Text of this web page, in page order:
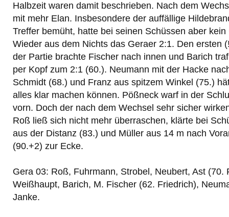
Halbzeit waren damit beschrieben. Nach dem
mit mehr Elan. Insbesondere der auffällige
Treffer bemüht, hatte bei seinen Schüssen aber
Wieder aus dem Nichts das Geraer 2:1. Den ersten
der Partie brachte Fischer nach innen und Barich
per Kopf zum 2:1 (60.). Neumann mit der Hacke
Schmidt (68.) und Franz aus spitzem Winkel (75.)
alles klar machen können. Pößneck warf in der
vorn. Doch der nach dem Wechsel sehr sicher
Roß ließ sich nicht mehr überraschen, klärte bei
aus der Distanz (83.) und Müller aus 14 m nach
(90.+2) zur Ecke.
Gera 03: Roß, Fuhrmann, Strobel, Neubert, Ast (70.
Weißhaupt, Barich, M. Fischer (62. Friedrich),
Janke.